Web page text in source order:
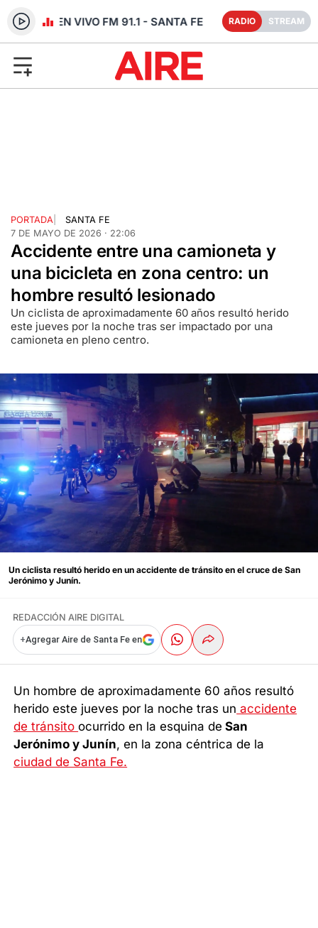
RADIO EN VIVO FM 91.1 - SANTA FE RADIO STREAM
PORTADA
SANTA FE
7 DE MAYO DE 2026 · 22:06
Accidente entre una camioneta y
una bicicleta en zona centro: un
hombre resultó lesionado
Un ciclista de aproximadamente 60 años resultó herido
este jueves por la noche tras ser impactado por una
camioneta en pleno centro.
Un ciclista resultó herido en un accidente de tránsito en el cruce de San
Jerónimo y Junín.
REDACCIÓN AIRE DIGITAL
+Agregar Aire de Santa Fe en
Un hombre de aproximadamente 60 años resultó
herido este jueves por la noche tras un accidente
de tránsitoocurrido en la esquina de San
Jerónimo y Junín, en la zona céntrica de la
ciudad de Santa Fe.